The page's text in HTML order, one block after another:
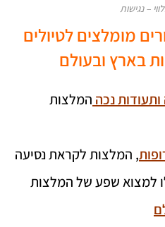
– נגישות
מומלצים לטיולים
בארץ ובעולם
נכה המלצות
, המלצות לקראת נסיעה
למצוא שפע של המלצות